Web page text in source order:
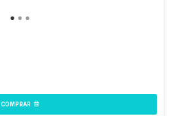
COMPRAR